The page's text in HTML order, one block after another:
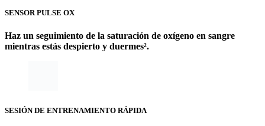
SENSOR PULSE OX
Haz un seguimiento de la saturación de oxígeno en sangre
mientras estás despierto y duermes².
SESIÓN DE ENTRENAMIENTO RÁPIDA